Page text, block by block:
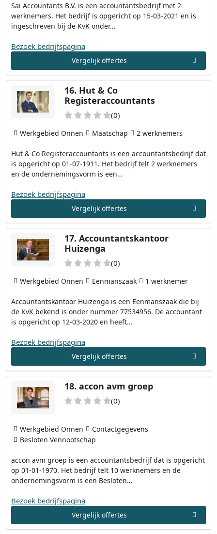
Sai Accountants B.V. is een accountantsbedrijf met 2
werknemers. Het bedrijf is opgericht op 15-03-2021 en is
ingeschreven bij de KvK onder…
Bezoek bedrijfspagina
Vergelijk offertes
16. Hut & Co
Registeraccountants
(0)
Hut & Co Registeraccountants is een accountantsbedrijf dat
is opgericht op 01-07-1911. Het bedrijf telt 2 werknemers
en de ondernemingsvorm is een…
Werkgebied Onnen Maatschap 2 werknemers
Bezoek bedrijfspagina
Vergelijk offertes
17. Accountantskantoor
Huizenga
(0)
Accountantskantoor Huizenga is een Eenmanszaak die bij
de KvK bekend is onder nummer 77534956. De accountant
is opgericht op 12-03-2020 en heeft…
Werkgebied Onnen Eenmanszaak 1 werknemer
Bezoek bedrijfspagina
Vergelijk offertes
18. accon avm groep
(0)
accon avm groep is een accountantsbedrijf dat is opgericht
op 01-01-1970. Het bedrijf telt 10 werknemers en de
ondernemingsvorm is een Besloten…
Werkgebied Onnen
Contactgegevens
Besloten Vennootschap
Bezoek bedrijfspagina
Vergelijk offertes